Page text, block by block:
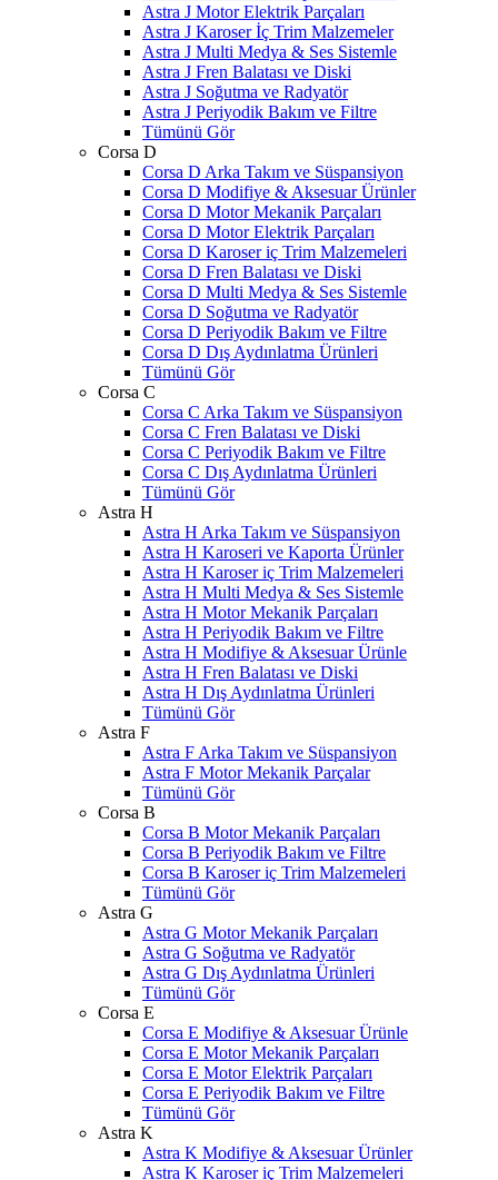
Astra J Motor Elektrik Parçaları
Astra J Karoser İç Trim Malzemeler
Astra J Multi Medya & Ses Sistemle
Astra J Fren Balatası ve Diski
Astra J Soğutma ve Radyatör
Astra J Periyodik Bakım ve Filtre
Tümünü Gör
Corsa D
Corsa D Arka Takım ve Süspansiyon
Corsa D Modifiye & Aksesuar Ürünler
Corsa D Motor Mekanik Parçaları
Corsa D Motor Elektrik Parçaları
Corsa D Karoser iç Trim Malzemeleri
Corsa D Fren Balatası ve Diski
Corsa D Multi Medya & Ses Sistemle
Corsa D Soğutma ve Radyatör
Corsa D Periyodik Bakım ve Filtre
Corsa D Dış Aydınlatma Ürünleri
Tümünü Gör
Corsa C
Corsa C Arka Takım ve Süspansiyon
Corsa C Fren Balatası ve Diski
Corsa C Periyodik Bakım ve Filtre
Corsa C Dış Aydınlatma Ürünleri
Tümünü Gör
Astra H
Astra H Arka Takım ve Süspansiyon
Astra H Karoseri ve Kaporta Ürünler
Astra H Karoser iç Trim Malzemeleri
Astra H Multi Medya & Ses Sistemle
Astra H Motor Mekanik Parçaları
Astra H Periyodik Bakım ve Filtre
Astra H Modifiye & Aksesuar Ürünle
Astra H Fren Balatası ve Diski
Astra H Dış Aydınlatma Ürünleri
Tümünü Gör
Astra F
Astra F Arka Takım ve Süspansiyon
Astra F Motor Mekanik Parçalar
Tümünü Gör
Corsa B
Corsa B Motor Mekanik Parçaları
Corsa B Periyodik Bakım ve Filtre
Corsa B Karoser iç Trim Malzemeleri
Tümünü Gör
Astra G
Astra G Motor Mekanik Parçaları
Astra G Soğutma ve Radyatör
Astra G Dış Aydınlatma Ürünleri
Tümünü Gör
Corsa E
Corsa E Modifiye & Aksesuar Ürünle
Corsa E Motor Mekanik Parçaları
Corsa E Motor Elektrik Parçaları
Corsa E Periyodik Bakım ve Filtre
Tümünü Gör
Astra K
Astra K Modifiye & Aksesuar Ürünler
Astra K Karoser iç Trim Malzemeleri